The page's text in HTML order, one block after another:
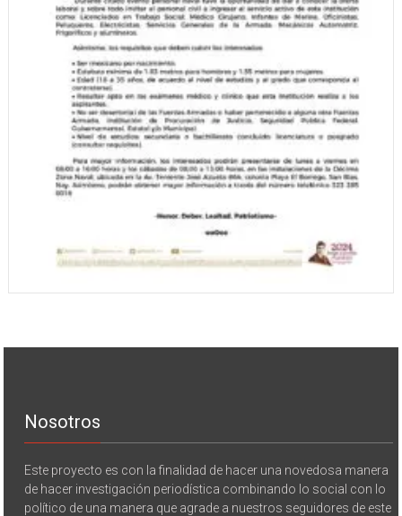
Nosotros
Este proyecto es con la finalidad de hacer una novedosa manera
de hacer investigación periodística combinando lo social con lo
político de una manera que agrade a nuestros seguidores de este